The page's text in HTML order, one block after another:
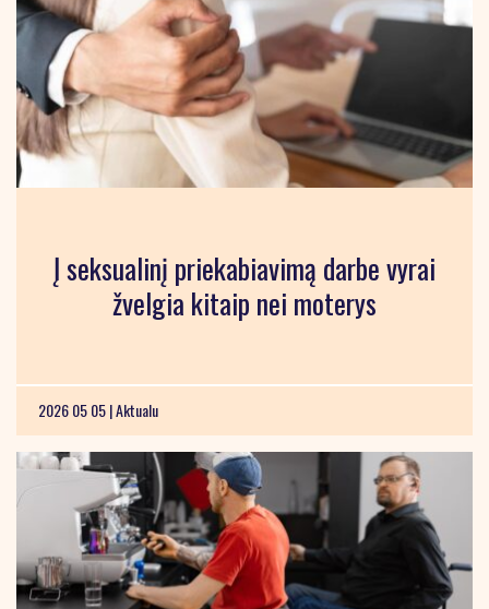
Į seksualinį priekabiavimą darbe vyrai
žvelgia kitaip nei moterys
2026 05 05 |Aktualu